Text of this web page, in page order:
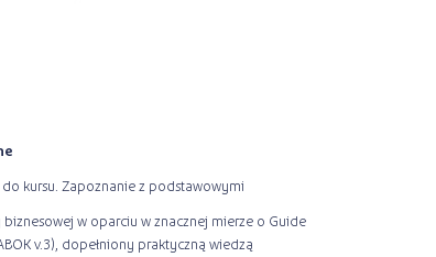
kursu. Zapoznanie z podstawowymi
w oparciu w znacznej mierze o Guide
v.3), dopełniony praktyczną wiedzą